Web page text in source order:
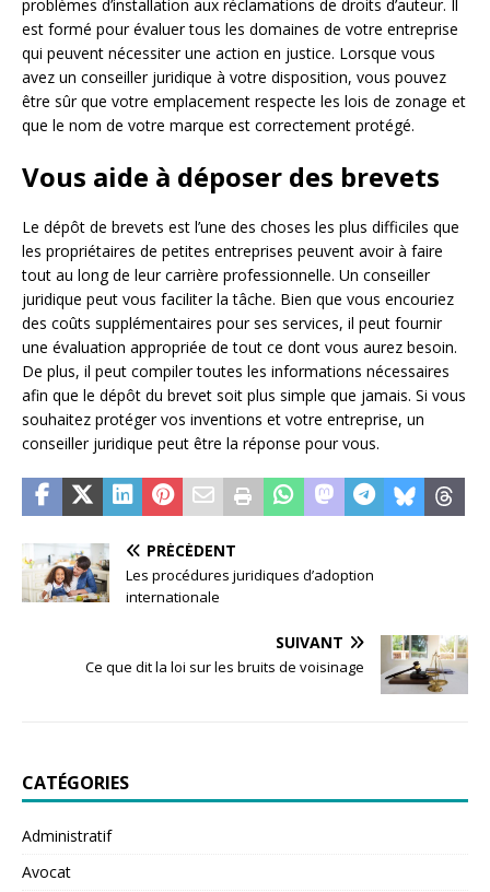
problèmes d’installation aux réclamations de droits d’auteur. Il
est formé pour évaluer tous les domaines de votre entreprise
qui peuvent nécessiter une action en justice. Lorsque vous
avez un conseiller juridique à votre disposition, vous pouvez
être sûr que votre emplacement respecte les lois de zonage et
que le nom de votre marque est correctement protégé.
Vous aide à déposer des brevets
Le dépôt de brevets est l’une des choses les plus difficiles que
les propriétaires de petites entreprises peuvent avoir à faire
tout au long de leur carrière professionnelle. Un conseiller
juridique peut vous faciliter la tâche. Bien que vous encouriez
des coûts supplémentaires pour ses services, il peut fournir
une évaluation appropriée de tout ce dont vous aurez besoin.
De plus, il peut compiler toutes les informations nécessaires
afin que le dépôt du brevet soit plus simple que jamais. Si vous
souhaitez protéger vos inventions et votre entreprise, un
conseiller juridique peut être la réponse pour vous.
PRÉCÉDENT
Les procédures juridiques d’adoption
internationale
SUIVANT
Ce que dit la loi sur les bruits de voisinage
CATÉGORIES
Administratif
Avocat